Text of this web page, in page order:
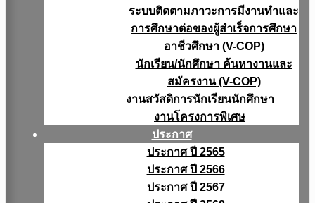
ระบบติดตามภาวะการมีงานทำและ
การศึกษาต่อของผู้สำเร็จการศึกษา
อาชีวศึกษา (V-COP)
นักเรียน/นักศึกษา ค้นหางานและ
สมัครงาน (V-COP)
งานสวัสดิการนักเรียนนักศึกษา
งานโครงการพิเศษ
ประกาศ
ประกาศ ปี 2565
ประกาศ ปี 2566
ประกาศ ปี 2567